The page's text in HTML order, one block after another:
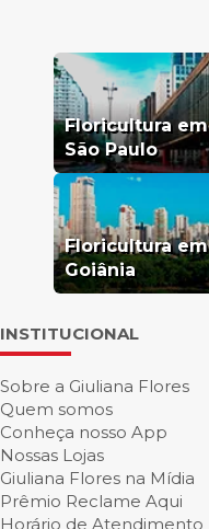
Floricultura em
São Paulo
Floricultura em
Goiânia
INSTITUCIONAL
Sobre a Giuliana Flores
Quem somos
Conheça nosso App
Nossas Lojas
Giuliana Flores na Mídia
Prêmio Reclame Aqui
Horário de Atendimento